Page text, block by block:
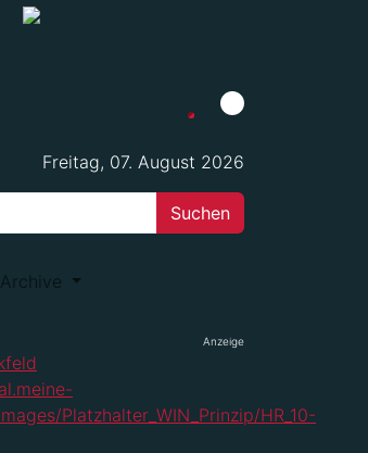
Freitag, 07. August 2026
Archive
Anzeige